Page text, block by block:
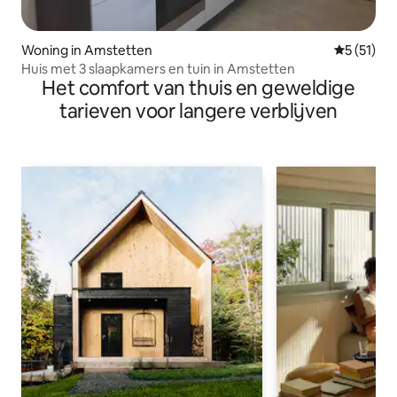
Woning in Amstetten
5 (51)
Huis met 3 slaapkamers en tuin in Amstetten
Het comfort van thuis en geweldige
tarieven voor langere verblijven